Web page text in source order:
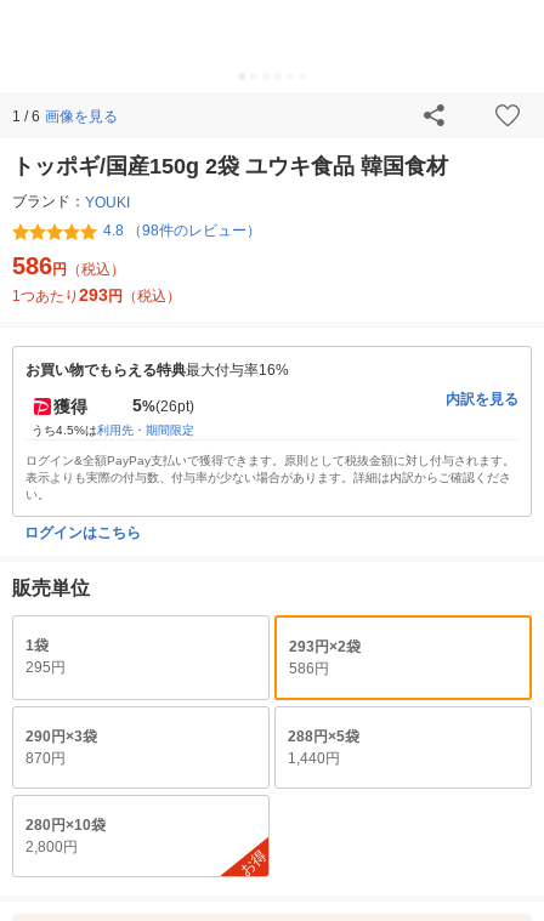
1 / 6 画像を見る
トッポギ/国産150g 2袋 ユウキ食品 韓国食材
ブランド： YOUKI
4.8 （98件のレビュー）
586円
（税込）
1つあたり 293円 （税込）
お買い物でもらえる特典最大付与率16%
獲得 5%(26pt)
うち4.5%は利用先・期間限定
内訳を見る
ログイン&全額PayPay支払いで獲得できます。原則として税抜金額に対し付与されます。
表示よりも実際の付与数、付与率が少ない場合があります。詳細は内訳からご確認くださ
い。
ログインはこちら
販売単位
1袋
295円
293円×2袋
586円
290円×3袋
870円
288円×5袋
1,440円
280円×10袋
2,800円
お得